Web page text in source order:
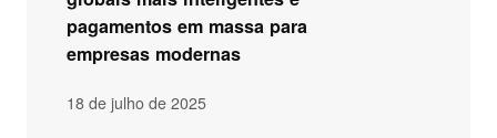
pagamentos em massa para
empresas modernas
18 de julho de 2025